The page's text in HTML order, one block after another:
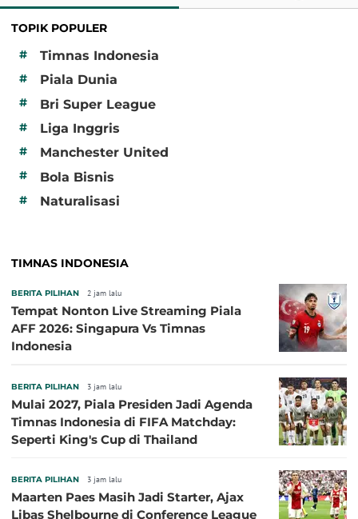
TOPIK POPULER
#
Timnas Indonesia
# Piala Dunia
# Bri Super League
# Liga Inggris
# Manchester United
# Bola Bisnis
# Naturalisasi
TIMNAS INDONESIA
BERITA PILIHAN 2 jam lalu
Tempat Nonton Live Streaming Piala
AFF 2026: Singapura Vs Timnas
Indonesia
BERITA PILIHAN 3 jam lalu
Mulai 2027, Piala Presiden Jadi Agenda
Timnas Indonesia di FIFA Matchday:
Seperti King's Cup di Thailand
BERITA PILIHAN 3 jam lalu
Maarten Paes Masih Jadi Starter, Ajax
Libas Shelbourne di Conference League